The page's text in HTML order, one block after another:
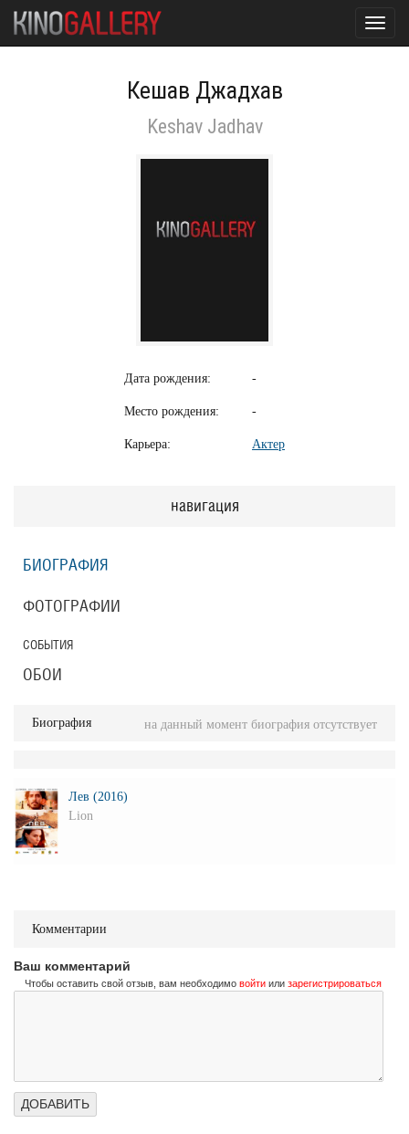
Кешав Джадхав
Keshav Jadhav
Дата рождения: -
Место рождения: -
Карьера: Актер
навигация
БИОГРАФИЯ
ФОТОГРАФИИ
СОБЫТИЯ
ОБОИ
Биография на данный момент биография отсутствует
Лев (2016)
Lion
Комментарии
Ваш комментарий
Чтобы оставить свой отзыв, вам необходимо войти или зарегистрироваться